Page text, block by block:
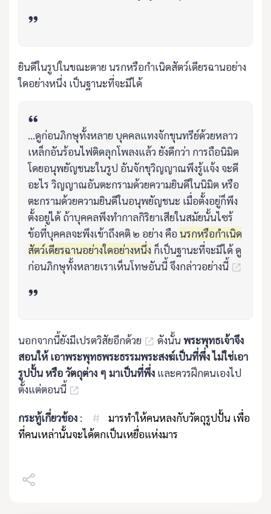
ยินดีในรูปในขณะตาย นรกหรือกำเนิดสัตว์เดียรฉานอย่าง
ใดอย่างหนึ่ง เป็นฐานะที่จะมีได้
...ดูก่อนภิกษุทั้งหลาย บุคคลแทงจักขุนทรีย์ด้วยหลาว
เหล็กอันร้อนไฟติดลุกโพลงแล้ว ยังดีกว่า การถือนิมิต
โดยอนุพยัญชนะในรูป อันจักขุวิญญาณพึงรู้แจ้ง จะดี
อะไร วิญญาณอันตะกรามด้วยความยินดีในนิมิต หรือ
ตะกรามด้วยความยินดีในอนุพยัญชนะ เมื่อตั้งอยู่ก็พึง
ตั้งอยู่ได้ ถ้าบุคคลพึงทำกาลกิริยาเสียในสมัยนั้นไซร้
ข้อที่บุคคลจะพึงเข้าถึงคติ ๒ อย่าง คือ นรกหรือกำเนิด
สัตว์เดียรฉานอย่างใดอย่างหนึ่ง ก็เป็นฐานะที่จะมีได้ ดู
ก่อนภิกษุทั้งหลายเราเห็นโทษอันนี้ จึงกล่าวอย่างนี้
นอกจากนี้ยังมีเปรตวิสัยอีกด้วย ดังนั้น พระพุทธเจ้าจึง
สอนให้ เอาพระพุทธพระธรรมพระสงฆ์เป็นที่พึ่ง ไม่ใช่เอา
รูปปั้น หรือ วัตถุต่าง ๆ มาเป็นที่พึ่ง และควรฝึกตนเองไป
ตั้งแต่ตอนนี้
กระทู้เกี่ยวข้อง : #
มารทำให้คนหลงกับวัตถุรูปปั้น เพื่อ
ที่คนเหล่านั้นจะได้ตกเป็นเหยื่อแห่งมาร